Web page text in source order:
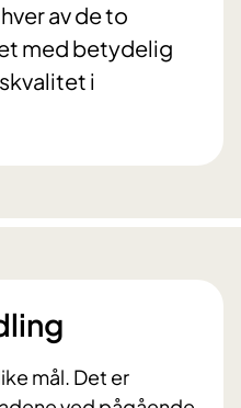
av de to
med betydelig
i
mål. Det er